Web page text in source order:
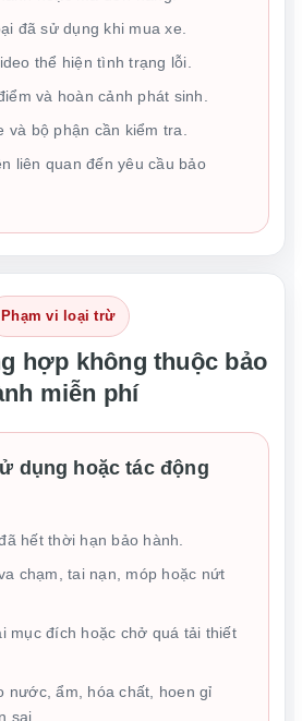
đã sử dụng khi mua xe.
thể hiện tình trạng lỗi.
và hoàn cảnh phát sinh.
và bộ phận cần kiểm tra.
liên quan đến yêu cầu bảo
Phạm vi loại trừ
hợp không thuộc bảo
miễn phí
dụng hoặc tác động
hết thời hạn bảo hành.
chạm, tai nạn, móp hoặc nứt
mục đích hoặc chở quá tải thiết
nước, ẩm, hóa chất, hoen gỉ
sai.